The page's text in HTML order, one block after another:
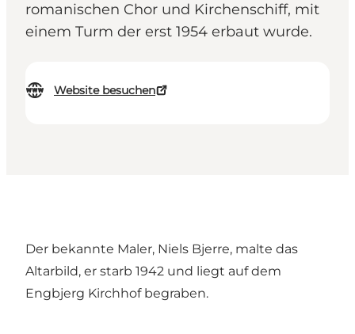
romanischen Chor und Kirchenschiff, mit
einem Turm der erst 1954 erbaut wurde.
Website besuchen
Der bekannte Maler, Niels Bjerre, malte das
Altarbild, er starb 1942 und liegt auf dem
Engbjerg Kirchhof begraben.